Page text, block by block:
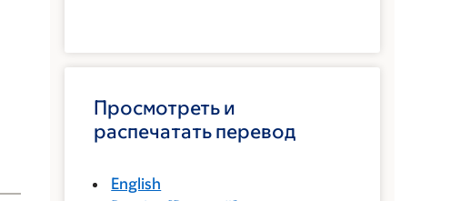
Просмотреть и
распечатать перевод
English